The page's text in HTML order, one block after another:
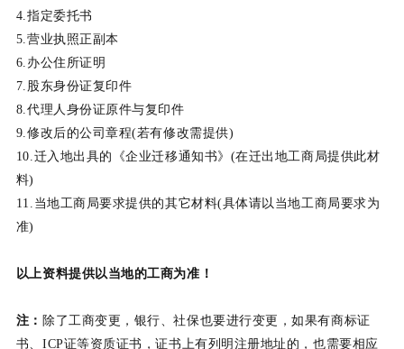
4.指定委托书
5.营业执照正副本
6.办公住所证明
7.股东身份证复印件
8.代理人身份证原件与复印件
9.修改后的公司章程(若有修改需提供)
10.迁入地出具的《企业迁移通知书》(在迁出地工商局提供此材
料)
11.当地工商局要求提供的其它材料(具体请以当地工商局要求为
准)
以上资料提供以当地的工商为准！
注 ： 除了工商变更，银行、社保也要进行变更，如果有商标证
书、ICP证等资质证书，证书上有列明注册地址的，也需要相应